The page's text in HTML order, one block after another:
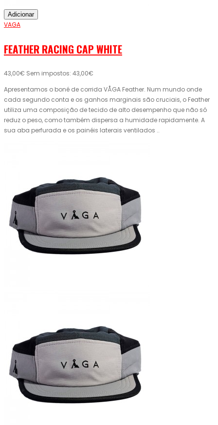
Adicionar
VAGA
FEATHER RACING CAP WHITE
43,00€ Sem impostos: 43,00€
Apresentamos o boné de corrida VÅGA Feather. Num mundo onde
cada segundo conta e os ganhos marginais são cruciais, o Feather
utiliza uma composição de tecido de alto desempenho que não só
reduz o peso, como também dispersa a humidade rapidamente. A
sua aba perfurada e os painéis laterais ventilados ..